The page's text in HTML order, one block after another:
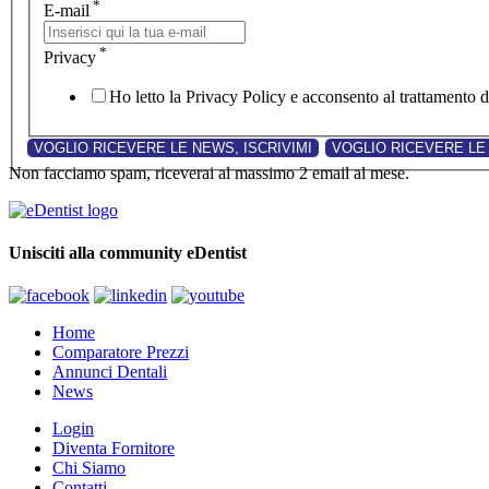
E-mail *
Privacy *
Ho letto la Privacy Policy e acconsento al trattamento
Non facciamo spam, riceverai al massimo 2 email al mese.
Unisciti alla community eDentist
Home
Comparatore Prezzi
Annunci Dentali
News
Login
Diventa Fornitore
Chi Siamo